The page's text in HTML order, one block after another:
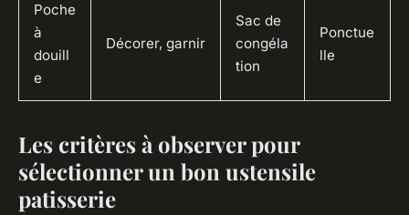
Poche
à
douill
e
Décorer, garnir
Sac de
congéla
tion
Ponctue
lle
Les critères à observer pour
sélectionner un bon ustensile
patisserie